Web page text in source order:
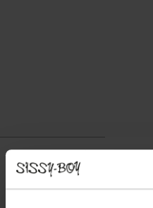
1799.00